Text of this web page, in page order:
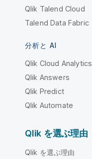
Qlik Talend Cloud
Talend Data Fabric
分析と AI
Qlik Cloud Analytics
Qlik Answers
Qlik Predict
Qlik Automate
Qlik を選ぶ理由
Qlik を選ぶ理由